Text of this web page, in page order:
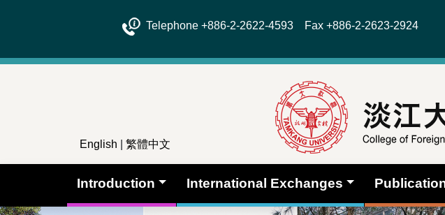
Telephone +886-2-2622-4593 Fax +886-2-2623-2924
English 繁體中文
Introduction International Exchanges